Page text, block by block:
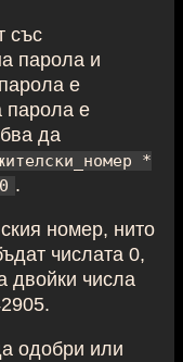
със
парола и
е
парола е
да
*
номер, нито
числата 0,
двойки числа
одобри или